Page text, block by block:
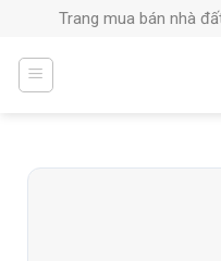
content
Trang mua bán nhà